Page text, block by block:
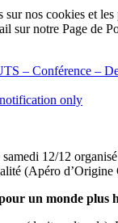
nos cookies et les
sur notre Page de
– Conférence –
only
12/12
(Apéro d’Origine
un monde plus